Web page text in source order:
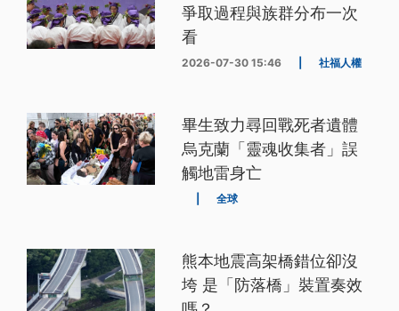
爭取過程與族群分布一次
看
2026-07-30 15:46 社福人權
畢生致力尋回戰死者遺體
烏克蘭「靈魂收集者」誤
觸地雷身亡
全球
熊本地震高架橋錯位卻沒
垮 是「防落橋」裝置奏效